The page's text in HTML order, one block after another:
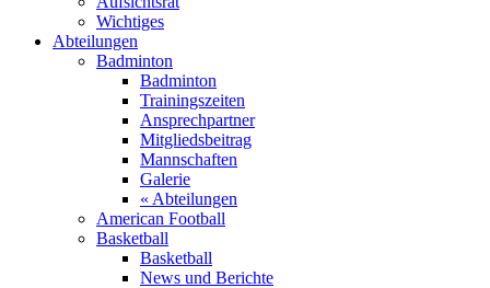
Wichtiges
Abteilungen
Badminton
Badminton
Trainingszeiten
Ansprechpartner
Mitgliedsbeitrag
Mannschaften
Galerie
« Abteilungen
American Football
Basketball
Basketball
News und Berichte